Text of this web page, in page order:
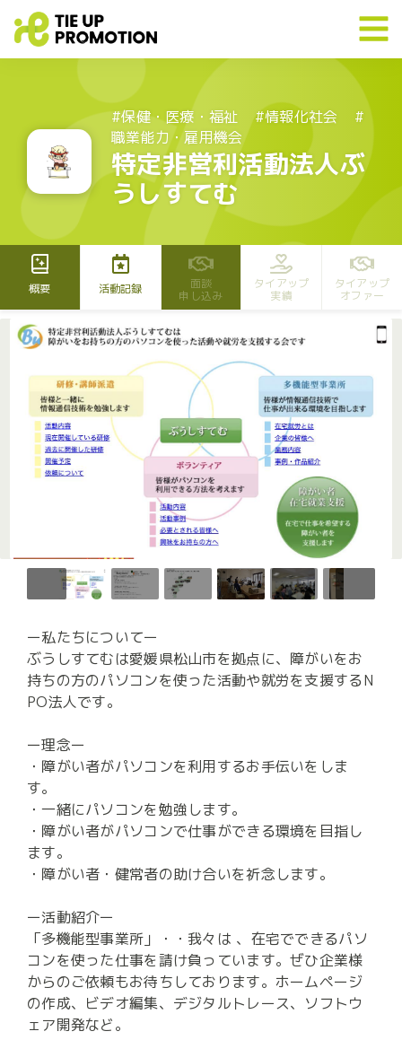
#保健・医療・福祉 #情報化社会
#
職業能力・雇用機会
特定非営利活動法人ぶ
うしすてむ
概要 活動記録
面談
申し込み
タイアップ
実績
タイアップ
オファー
ー私たちについてー
ぶうしすてむは愛媛県松山市を拠点に、障がいをお
持ちの方のパソコンを使った活動や就労を支援するN
PO法人です。
ー理念ー
・障がい者がパソコンを利用するお手伝いをしま
す。
・一緒にパソコンを勉強します。
・障がい者がパソコンで仕事ができる環境を目指し
ます。
・障がい者・健常者の助け合いを祈念します。
ー活動紹介ー
「多機能型事業所」・・我々は 、在宅でできるパソ
コンを使った仕事を請け負っています。ぜひ企業様
からのご依頼もお待ちしております。ホームページ
の作成、ビデオ編集、デジタルトレース、ソフトウ
ェア開発など。